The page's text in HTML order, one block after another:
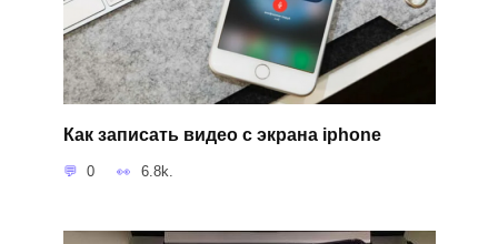
Как записать видео с экрана iphone
0 6.8k.